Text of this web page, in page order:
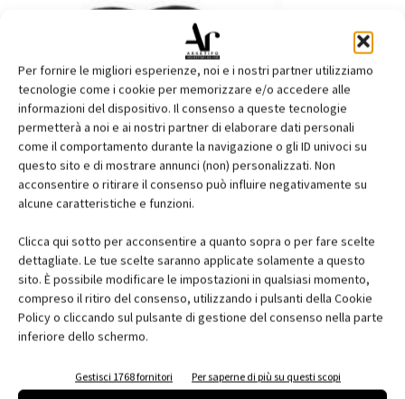
Per fornire le migliori esperienze, noi e i nostri partner utilizziamo
tecnologie come i cookie per memorizzare e/o accedere alle
informazioni del dispositivo. Il consenso a queste tecnologie
permetterà a noi e ai nostri partner di elaborare dati personali
come il comportamento durante la navigazione o gli ID univoci su
questo sito e di mostrare annunci (non) personalizzati. Non
acconsentire o ritirare il consenso può influire negativamente su
alcune caratteristiche e funzioni.
Clicca qui sotto per acconsentire a quanto sopra o per fare scelte
dettagliate. Le tue scelte saranno applicate solamente a questo
sito. È possibile modificare le impostazioni in qualsiasi momento,
compreso il ritiro del consenso, utilizzando i pulsanti della Cookie
Policy o cliccando sul pulsante di gestione del consenso nella parte
inferiore dello schermo.
Gestisci 1768 fornitori Per saperne di più su questi scopi
Il Padiglione Italia alla Biennale di Venezia